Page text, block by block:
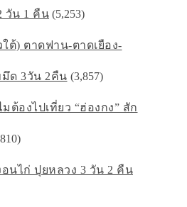
วัน 1 คืน (5,253)
ต้) ตาดฟาน-ตาดเยือง-
ด 3วัน 2คืน (3,857)
ต้องไปเที่ยว “ฮ่องกง” สัก
นไก่ ปุยหลวง 3 วัน 2 คืน